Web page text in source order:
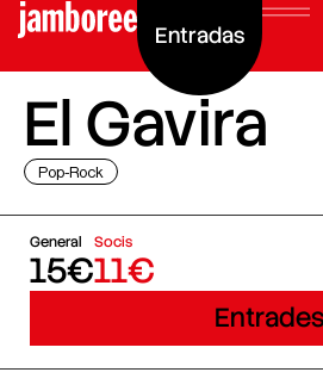
Entradas
El Gavira
Pop-Rock
General
15€
Socis
11€
Entrades